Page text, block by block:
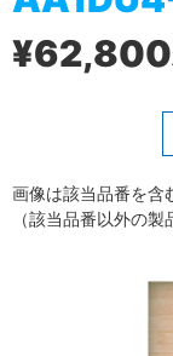
¥62,800
画像は該当品番を含
（該当品番以外の